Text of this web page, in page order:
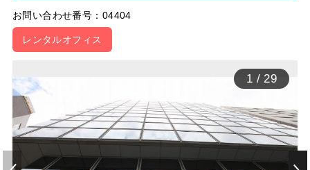
お問い合わせ番号：04404
レンタルオフィス
1 /29